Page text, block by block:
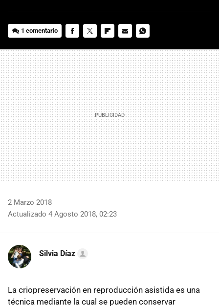
1 comentario
MAIL
2 Marzo 2018
Actualizado 4 Agosto 2018, 02:23
Silvia Díaz
La criopreservación en reproducción asistida es una
técnica mediante la cual se pueden conservar